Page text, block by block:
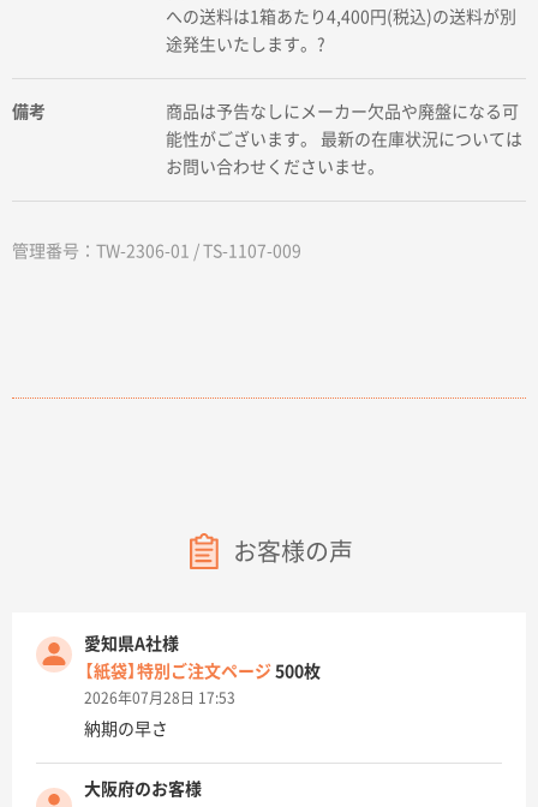
への送料は1箱あたり4,400円(税込)の送料が別
途発生いたします。?
備考
商品は予告なしにメーカー欠品や廃盤になる可
能性がございます。 最新の在庫状況については
お問い合わせくださいませ。
管理番号：TW-2306-01 / TS-1107-009
お客様の声
愛知県A社様
【紙袋】特別ご注文ページ 500枚
2026年07月28日 17:53
納期の早さ
大阪府のお客様